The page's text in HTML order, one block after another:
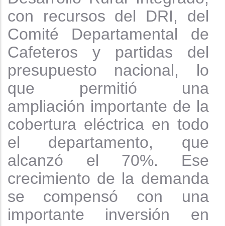
con recursos del DRI, del
Comité Departamental de
Cafeteros y partidas del
presupuesto nacional, lo
que permitió una
ampliación importante de la
cobertura eléctrica en todo
el departamento, que
alcanzó el 70%. Ese
crecimiento de la demanda
se compensó con una
importante inversión en